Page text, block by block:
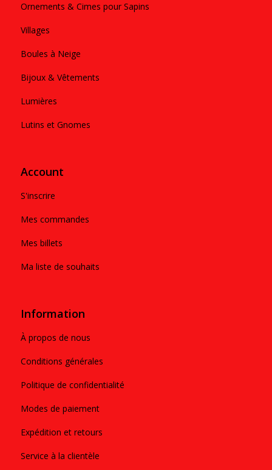
Ornements & Cimes pour Sapins
Villages
Boules à Neige
Bijoux & Vêtements
Lumières
Lutins et Gnomes
Account
S'inscrire
Mes commandes
Mes billets
Ma liste de souhaits
Information
À propos de nous
Conditions générales
Politique de confidentialité
Modes de paiement
Expédition et retours
Service à la clientèle